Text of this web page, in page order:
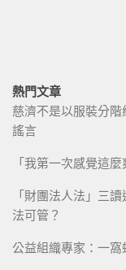
熱門文章
慈濟不是以服裝分
謠言
「我第一次感覺這
「財團法人法」三
法可管？
公益組織專家：一窩